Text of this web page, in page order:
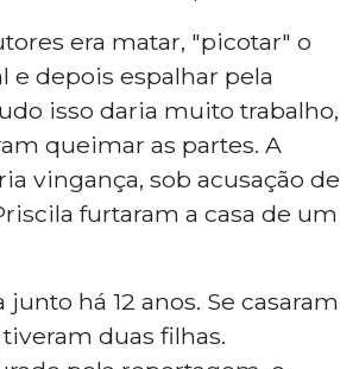
era matar, "picotar" o
e depois espalhar pela
isso daria muito trabalho,
queimar as partes. A
vingança, sob acusação de
furtaram a casa de um
junto há 12 anos. Se casaram
duas filhas.